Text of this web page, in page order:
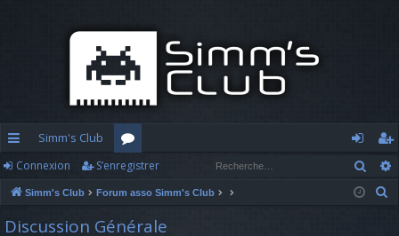
cc
ès
ra
Simm's Club
or
u
m
o
n
’e
nr
Connexion S’enregistrer
Simm's Club Forum asso Simm's Club
Discussion Générale